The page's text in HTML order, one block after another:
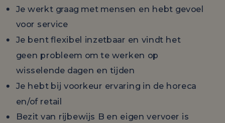
Je werkt graag met mensen en hebt gevoel
voor service
Je bent flexibel inzetbaar en vindt het
geen probleem om te werken op
wisselende dagen en tijden
Je hebt bij voorkeur ervaring in de horeca
en/of retail
Bezit van rijbewijs B en eigen vervoer is